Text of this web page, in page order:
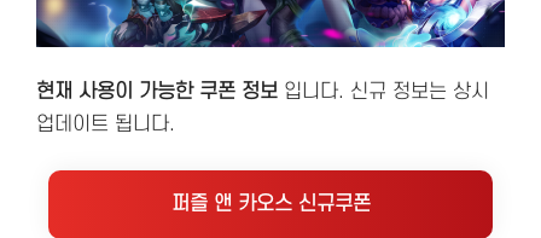
현재 사용이 가능한 쿠폰 정보 입니다. 신규 정보는 상시
업데이트 됩니다.
퍼즐 앤 카오스 신규쿠폰